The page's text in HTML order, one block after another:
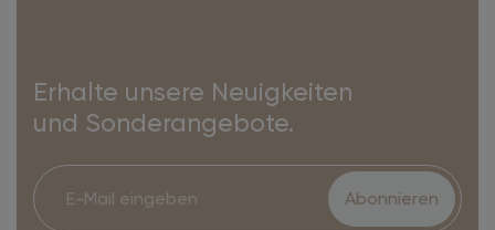
Erhalte unsere Neuigkeiten
und Sonderangebote.
Abonnieren